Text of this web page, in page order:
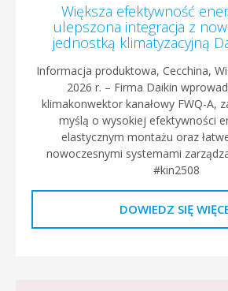
Większa efektywność
ulepszona integracja z
jednostką klimatyzacyjną
Informacja produktowa, Cecchina,
2026 r. – Firma Daikin
klimakonwektor kanałowy FWQ-A,
myślą o wysokiej efektywności
elastycznym montażu oraz
nowoczesnymi systemami
#kin2508
DOWIEDZ SIĘ